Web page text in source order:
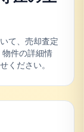
て、売却査定
件の詳細情
ください。